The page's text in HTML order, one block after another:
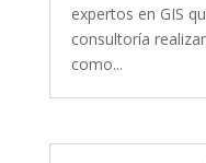
expertos en GIS
consultoría
como...